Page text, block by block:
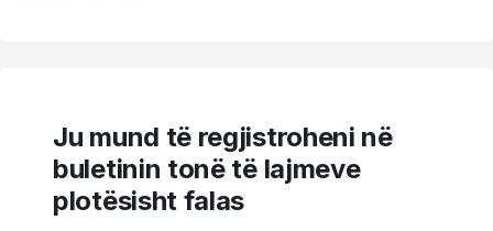
Ju mund të regjistroheni në
buletinin tonë të lajmeve
plotësisht falas